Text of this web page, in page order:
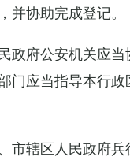
协助完成登记。
政府公安机关应
门应当指导本行
市辖区人民政府